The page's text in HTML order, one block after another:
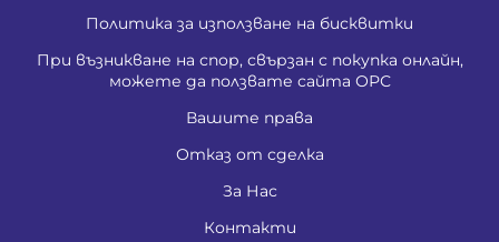
Политика за използване на бисквитки
При възникване на спор, свързан с покупка онлайн,
можете да ползвате сайта ОРС
Вашите права
Отказ от сделка
За Нас
Контакти